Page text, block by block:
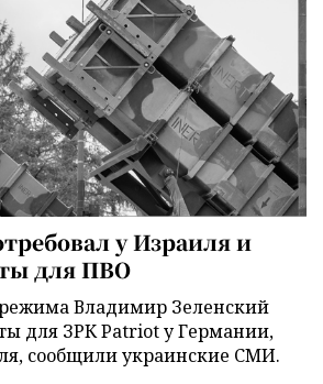
у Израиля и
для ПВО
режима Владимир Зеленский
для ЗРК Patriot у Германии,
сообщили украинские СМИ.